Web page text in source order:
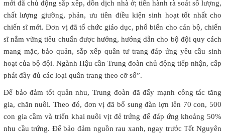
mới đã chủ động sắp xếp, dồn dịch nhà ở; tiến hành rà soát số lượng,
chất lượng giường, phản, ưu tiên điều kiện sinh hoạt tốt nhất cho
chiến sĩ mới. Đơn vị đã tổ chức giáo dục, phổ biến cho cán bộ, chiến
sĩ nắm vững tiêu chuẩn được hưởng, hướng dẫn cho bộ đội quy cách
mang mặc, bảo quản, sắp xếp quân tư trang đáp ứng yêu cầu sinh
hoạt của bộ đội. Ngành Hậu cần Trung đoàn chủ động tiếp nhận, cấp
phát đầy đủ các loại quân trang theo cỡ số”.
Để bảo đảm tốt quân nhu, Trung đoàn đã đẩy mạnh công tác tăng
gia, chăn nuôi. Theo đó, đơn vị đã bổ sung đàn lợn lên 70 con, 500
con gia cầm và triển khai nuôi vịt đẻ trứng để đáp ứng khoảng 50%
nhu cầu trứng. Để bảo đảm nguồn rau xanh, ngay trước Tết Nguyên